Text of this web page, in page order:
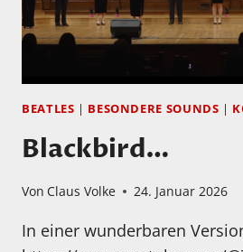
BEATLES | BESONDERE SOUNDS |
Blackbird…
Von Claus Volke 24. Januar 2026
In einer wunderbaren